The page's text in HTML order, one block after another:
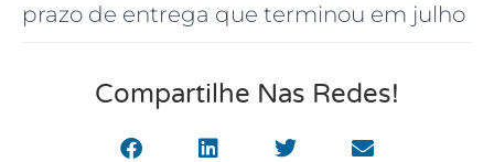
prazo de entrega que terminou em julho
Compartilhe Nas Redes!